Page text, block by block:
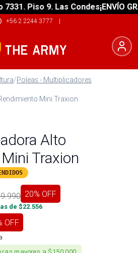
Piso 9. Las Condes¡ENVÍO
+56 2 2244 3777 |
/Poleas - Multiplicadores
Mini Traxion
Alto
Traxion
20% OFF
de $22.556
OFF